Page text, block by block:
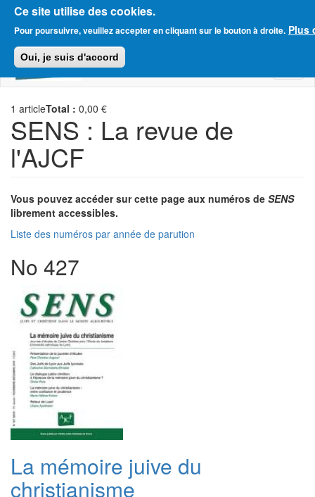
Ce site utilise des cookies.
Pour poursuivre, veuillez accepter en cliquant sur le bouton à droite. Plus
Oui, je suis d'accord
contenu
principal
Amitié Judéo-Chrétienne de France
1 articleTotal : 0,00 €
SENS : La revue de
l'AJCF
Vous pouvez accéder sur cette page aux numéros de SENS
librement accessibles.
Liste des numéros par année de parution
No 427
La mémoire juive du
christianisme